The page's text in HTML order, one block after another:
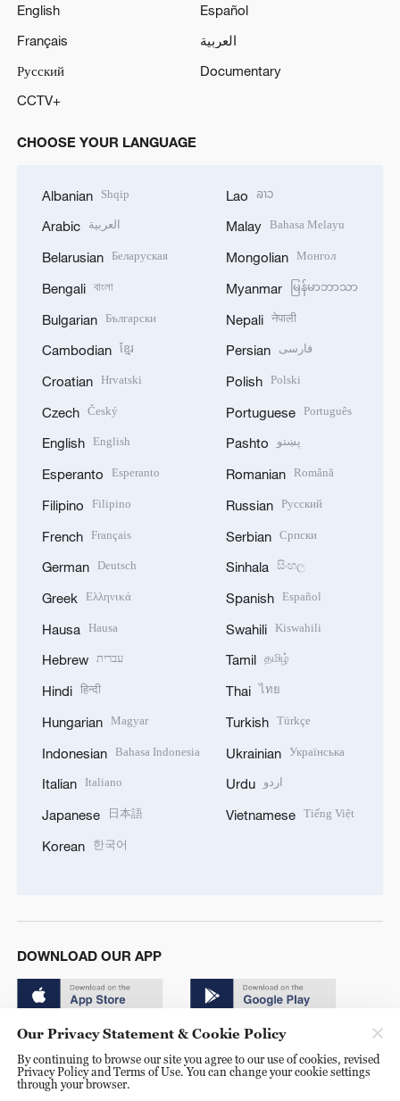
English
Español
Français
العربية
Русский
Documentary
CCTV+
CHOOSE YOUR LANGUAGE
Albanian Shqip
Arabic العربية
Belarusian Беларуская
Bengali বাংলা
Bulgarian Български
Cambodian ខ្មែរ
Croatian Hrvatski
Czech Český
English English
Esperanto Esperanto
Filipino Filipino
French Français
German Deutsch
Greek Ελληνικά
Hausa Hausa
Hebrew עברית
Hindi हिन्दी
Hungarian Magyar
Indonesian Bahasa Indonesia
Italian Italiano
Japanese 日本語
Korean 한국어
Lao ລາວ
Malay Bahasa Melayu
Mongolian Монгол
Myanmar မြန်မာဘာသာ
Nepali नेपाली
Persian فارسی
Polish Polski
Portuguese Português
Pashto پښتو
Romanian Română
Russian Русский
Serbian Српски
Sinhala සිංහල
Spanish Español
Swahili Kiswahili
Tamil தமிழ்
Thai ไทย
Turkish Türkçe
Ukrainian Українська
Urdu اردو
Vietnamese Tiếng Việt
DOWNLOAD OUR APP
© China Radio International.CRI. All Rights Reserved. 16A
Our Privacy Statement & Cookie Policy
By continuing to browse our site you agree to our use of cookies, revised
Privacy Policy and Terms of Use. You can change your cookie settings
through your browser.